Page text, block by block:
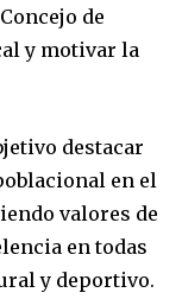
de
y motivar la
destacar
en el
valores de
en todas
y deportivo.